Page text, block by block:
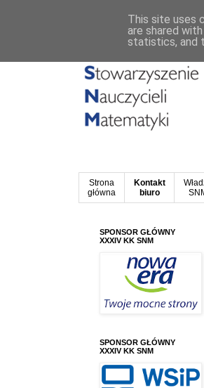
Strona
główna
Kontakt
biuro
SPONSOR GŁÓWNY
XXXIV KK SNM
SPONSOR GŁÓWNY
XXXIV KK SNM
This site uses
are shared
statistics, and